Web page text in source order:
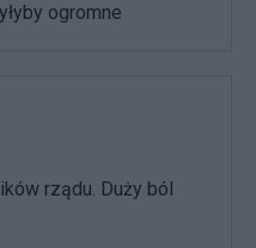
ogromne
rządu. Duży ból